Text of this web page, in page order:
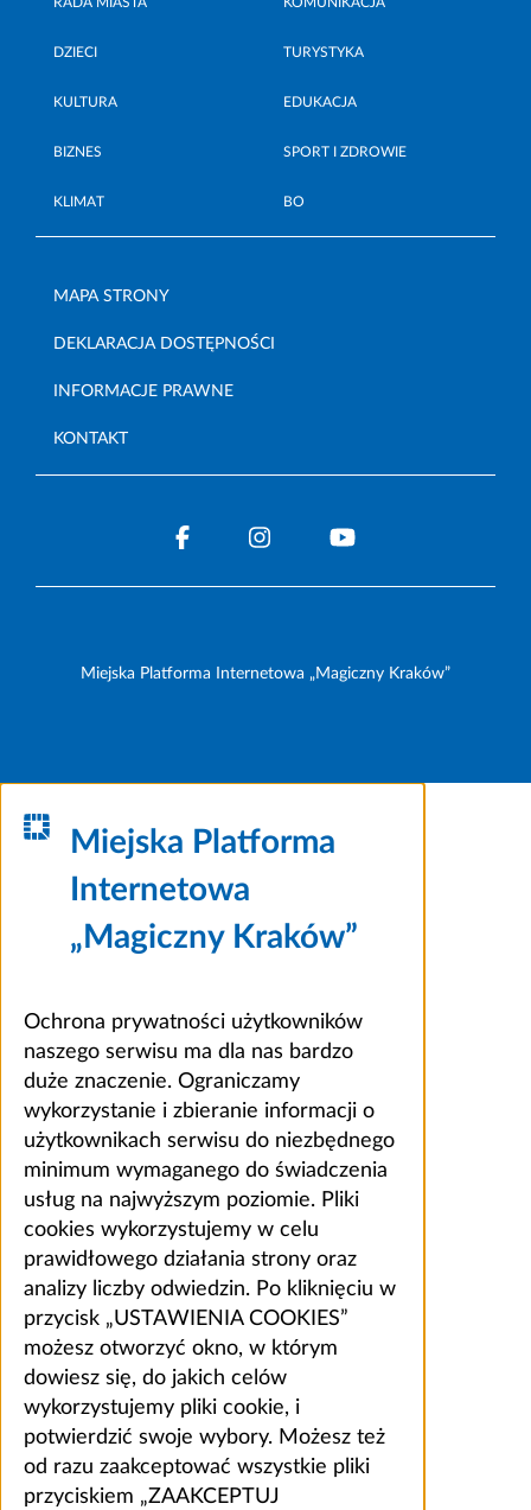
DZIECI TURYSTYKA
KULTURA EDUKACJA
BIZNES SPORT I ZDROWIE
KLIMAT BO
MAPA STRONY
DEKLARACJA DOSTĘPNOŚCI
INFORMACJE PRAWNE
KONTAKT
Miejska Platforma Internetowa „Magiczny Kraków”
Miejska Platforma
Internetowa
„Magiczny Kraków”
Ochrona prywatności użytkowników
naszego serwisu ma dla nas bardzo
duże znaczenie. Ograniczamy
wykorzystanie i zbieranie informacji o
użytkownikach serwisu do niezbędnego
minimum wymaganego do świadczenia
usług na najwyższym poziomie. Pliki
cookies wykorzystujemy w celu
prawidłowego działania strony oraz
analizy liczby odwiedzin. Po kliknięciu w
przycisk „USTAWIENIA COOKIES”
możesz otworzyć okno, w którym
dowiesz się, do jakich celów
wykorzystujemy pliki cookie, i
potwierdzić swoje wybory. Możesz też
od razu zaakceptować wszystkie pliki
przyciskiem „ZAAKCEPTUJ